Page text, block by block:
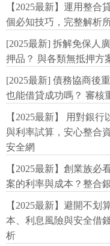
【2025最新】運用整
個必知技巧，完整解析
[2025最新] 拆解免保人
押品？ 與各類無抵押方
[2025最新] 債務協商後
也能借貸成功嗎？ 審核
【2025最新】 用對銀
與利率試算，安心整合
安全網
【2025最新】創業族
案的利率與成本？整合
【2025最新】避開不
本、利息風險與安全借
析